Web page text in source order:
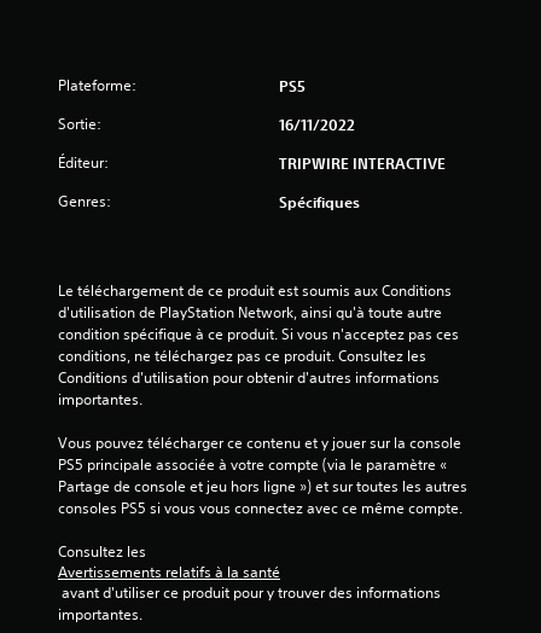
5
2
i
s
Plateforme: PS5
Sortie: 16/11/2022
Éditeur: TRIPWIRE INTERACTIVE
Genres: Spécifiques
Le téléchargement de ce produit est soumis aux Conditions
d'utilisation de PlayStation Network, ainsi qu'à toute autre
condition spécifique à ce produit. Si vous n'acceptez pas ces
conditions, ne téléchargez pas ce produit. Consultez les
Conditions d'utilisation pour obtenir d'autres informations
importantes.
Vous pouvez télécharger ce contenu et y jouer sur la console
PS5 principale associée à votre compte (via le paramètre «
Partage de console et jeu hors ligne ») et sur toutes les autres
consoles PS5 si vous vous connectez avec ce même compte.
Consultez les
Avertissements relatifs à la santé
importantes.